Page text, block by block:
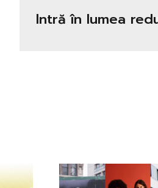
Intră în lumea